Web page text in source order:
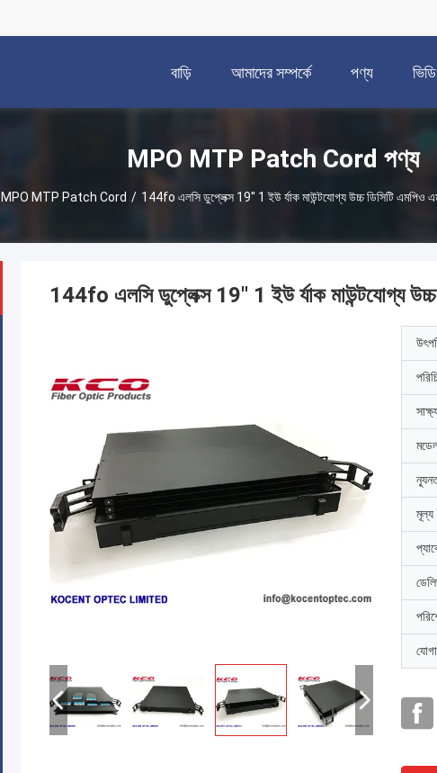
বাড়ি আমাদের সম্পর্কে পণ্য
MPO MTP Patch Cord পণ্য
MPO MTP Patch Cord / 144fo এলসি ডুপ্লেক্স 19'' 1 ইউ র্যাক মাউন্টযোগ্য উচ্চ ডিসিটি এমপিও
144fo এলসি ডুপ্লেক্স 19'' 1 ইউ র্যাক মাউন্টযোগ্য উচ্চ
মূল্য